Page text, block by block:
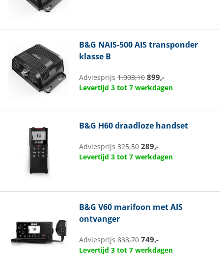
B&G NAIS-500 AIS transponder
klasse B
Adviesprijs1.003,10 899,-
Levertijd 3 tot 7 werkdagen
B&G H60 draadloze handset
Adviesprijs325,50 289,-
Levertijd 3 tot 7 werkdagen
B&G V60 marifoon met AIS
ontvanger
Adviesprijs833,70 749,-
Levertijd 3 tot 7 werkdagen